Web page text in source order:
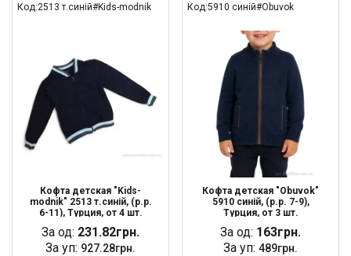
Код:2513 т.синій#Kids-modnik
Кофта детская "Kids-
modnik" 2513 т.синій, (р.р.
6-11), Турция, от 4 шт.
За од: 231.82грн.
За уп: 927.28грн.
Код:5910 синій#Obuvok
Кофта детская "Obuvok"
5910 синій, (р.р. 7-9),
Турция, от 3 шт.
За од: 163грн.
За уп: 489грн.